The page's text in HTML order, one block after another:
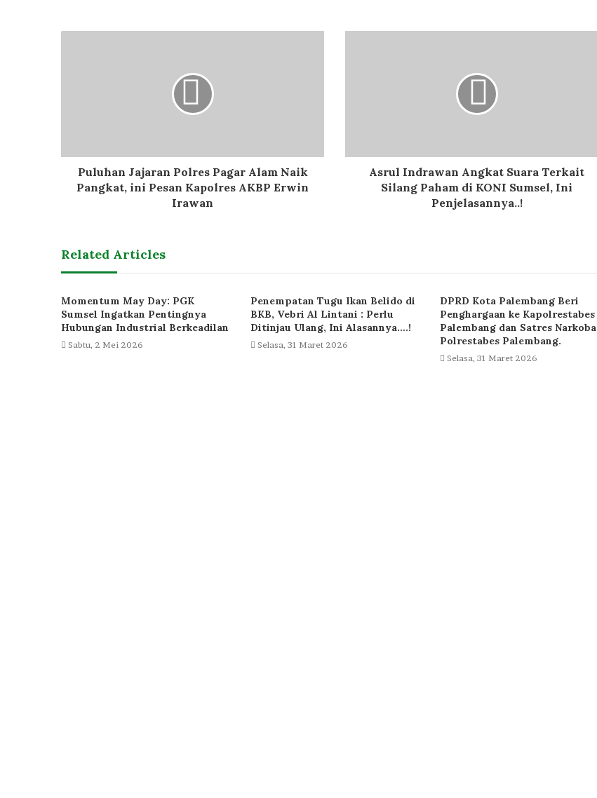
Puluhan Jajaran Polres Pagar Alam Naik
Pangkat, ini Pesan Kapolres AKBP Erwin
Irawan
Asrul Indrawan Angkat Suara Terkait
Silang Paham di KONI Sumsel, Ini
Penjelasannya..!
Related Articles
Momentum May Day: PGK
Sumsel Ingatkan Pentingnya
Hubungan Industrial Berkeadilan
Sabtu, 2 Mei 2026
Penempatan Tugu Ikan Belido di
BKB, Vebri Al Lintani : Perlu
Ditinjau Ulang, Ini Alasannya….!
Selasa, 31 Maret 2026
DPRD Kota Palembang Beri
Penghargaan ke Kapolrestabes
Palembang dan Satres Narkoba
Polrestabes Palembang.
Selasa, 31 Maret 2026